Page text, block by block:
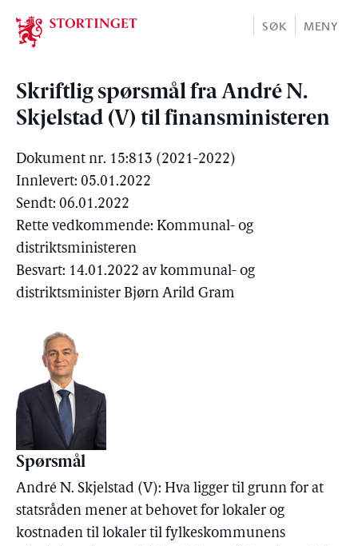
Stortinget.no
SØK MENY
Skriftlig spørsmål fra André N.
Skjelstad (V) til finansministeren
Dokument nr. 15:813 (2021-2022)
Innlevert: 05.01.2022
Sendt: 06.01.2022
Rette vedkommende: Kommunal- og
distriktsministeren
Besvart: 14.01.2022 av kommunal- og
distriktsminister Bjørn Arild Gram
Spørsmål
André N. Skjelstad (V): Hva ligger til grunn for at
statsråden mener at behovet for lokaler og
kostnaden til lokaler til fylkeskommunens